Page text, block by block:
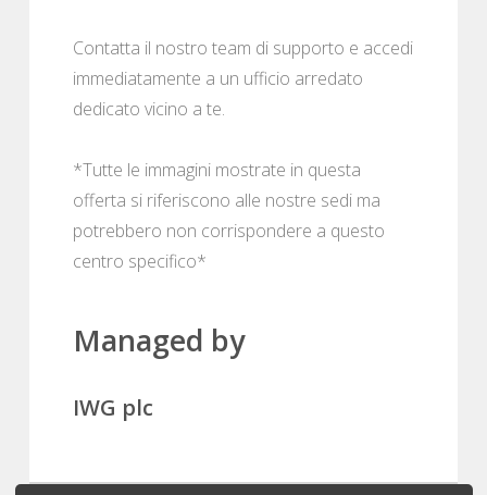
Contatta il nostro team di supporto e accedi
immediatamente a un ufficio arredato
dedicato vicino a te.
*Tutte le immagini mostrate in questa
offerta si riferiscono alle nostre sedi ma
potrebbero non corrispondere a questo
centro specifico*
Managed by
IWG plc